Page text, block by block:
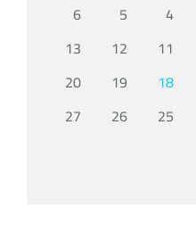
4
5
6
11
12
13
18
19
20
25
26
27